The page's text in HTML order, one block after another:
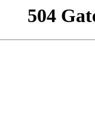
504